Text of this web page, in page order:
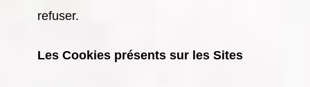
refuser.
Les Cookies présents sur les Sites